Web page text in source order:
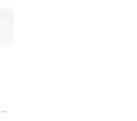
NISSIN ハンドブレーキ用 マスターシリンダー(左側用)